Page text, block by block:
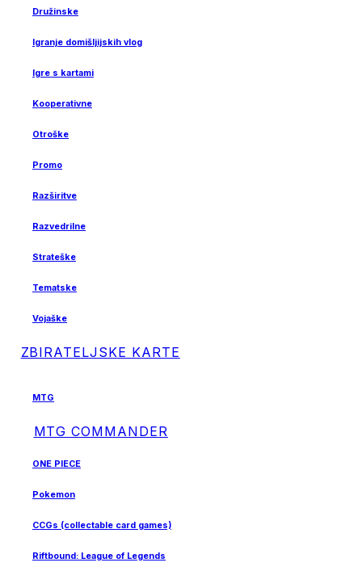
Družinske
Igranje domišljijskih vlog
Igre s kartami
Kooperativne
Otroške
Promo
Razširitve
Razvedrilne
Strateške
Tematske
Vojaške
ZBIRATELJSKE KARTE
MTG
MTG COMMANDER
ONE PIECE
Pokemon
CCGs (collectable card games)
Riftbound: League of Legends